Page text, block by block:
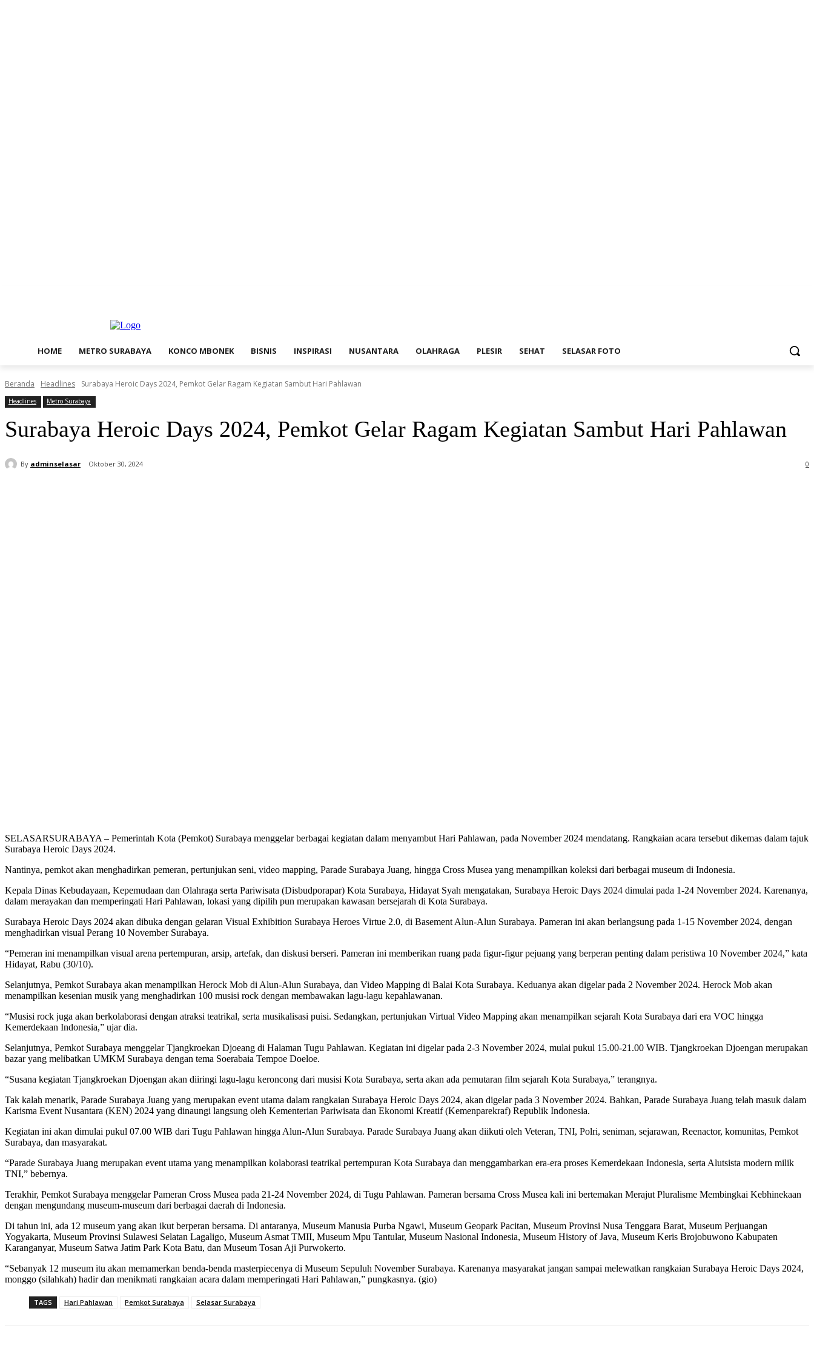
HOME METRO SURABAYA KONCO MBONEK BISNIS INSPIRASI NUSANTARA OLAHRAGA PLESIR SEHAT SELASAR FOTO
Beranda Headlines Surabaya Heroic Days 2024, Pemkot Gelar Ragam Kegiatan Sambut Hari Pahlawan
Headlines Metro Surabaya
Surabaya Heroic Days 2024, Pemkot Gelar Ragam Kegiatan Sambut Hari Pahlawan
By adminselasar Oktober 30, 2024 0
SELASARSURABAYA – Pemerintah Kota (Pemkot) Surabaya menggelar berbagai kegiatan dalam menyambut Hari Pahlawan, pada November 2024 mendatang. Rangkaian acara tersebut dikemas dalam tajuk
Surabaya Heroic Days 2024.
Nantinya, pemkot akan menghadirkan pemeran, pertunjukan seni, video mapping, Parade Surabaya Juang, hingga Cross Musea yang menampilkan koleksi dari berbagai museum di Indonesia.
Kepala Dinas Kebudayaan, Kepemudaan dan Olahraga serta Pariwisata (Disbudporapar) Kota Surabaya, Hidayat Syah mengatakan, Surabaya Heroic Days 2024 dimulai pada 1-24 November 2024. Karenanya,
dalam merayakan dan memperingati Hari Pahlawan, lokasi yang dipilih pun merupakan kawasan bersejarah di Kota Surabaya.
Surabaya Heroic Days 2024 akan dibuka dengan gelaran Visual Exhibition Surabaya Heroes Virtue 2.0, di Basement Alun-Alun Surabaya. Pameran ini akan berlangsung pada 1-15 November 2024, dengan
menghadirkan visual Perang 10 November Surabaya.
“Pemeran ini menampilkan visual arena pertempuran, arsip, artefak, dan diskusi berseri. Pameran ini memberikan ruang pada figur-figur pejuang yang berperan penting dalam peristiwa 10 November 2024,” kata
Hidayat, Rabu (30/10).
Selanjutnya, Pemkot Surabaya akan menampilkan Herock Mob di Alun-Alun Surabaya, dan Video Mapping di Balai Kota Surabaya. Keduanya akan digelar pada 2 November 2024. Herock Mob akan
menampilkan kesenian musik yang menghadirkan 100 musisi rock dengan membawakan lagu-lagu kepahlawanan.
“Musisi rock juga akan berkolaborasi dengan atraksi teatrikal, serta musikalisasi puisi. Sedangkan, pertunjukan Virtual Video Mapping akan menampilkan sejarah Kota Surabaya dari era VOC hingga
Kemerdekaan Indonesia,” ujar dia.
Selanjutnya, Pemkot Surabaya menggelar Tjangkroekan Djoeang di Halaman Tugu Pahlawan. Kegiatan ini digelar pada 2-3 November 2024, mulai pukul 15.00-21.00 WIB. Tjangkroekan Djoengan merupakan
bazar yang melibatkan UMKM Surabaya dengan tema Soerabaia Tempoe Doeloe.
“Susana kegiatan Tjangkroekan Djoengan akan diiringi lagu-lagu keroncong dari musisi Kota Surabaya, serta akan ada pemutaran film sejarah Kota Surabaya,” terangnya.
Tak kalah menarik, Parade Surabaya Juang yang merupakan event utama dalam rangkaian Surabaya Heroic Days 2024, akan digelar pada 3 November 2024. Bahkan, Parade Surabaya Juang telah masuk dalam
Karisma Event Nusantara (KEN) 2024 yang dinaungi langsung oleh Kementerian Pariwisata dan Ekonomi Kreatif (Kemenparekraf) Republik Indonesia.
Kegiatan ini akan dimulai pukul 07.00 WIB dari Tugu Pahlawan hingga Alun-Alun Surabaya. Parade Surabaya Juang akan diikuti oleh Veteran, TNI, Polri, seniman, sejarawan, Reenactor, komunitas, Pemkot
Surabaya, dan masyarakat.
“Parade Surabaya Juang merupakan event utama yang menampilkan kolaborasi teatrikal pertempuran Kota Surabaya dan menggambarkan era-era proses Kemerdekaan Indonesia, serta Alutsista modern milik
TNI,” bebernya.
Terakhir, Pemkot Surabaya menggelar Pameran Cross Musea pada 21-24 November 2024, di Tugu Pahlawan. Pameran bersama Cross Musea kali ini bertemakan Merajut Pluralisme Membingkai Kebhinekaan
dengan mengundang museum-museum dari berbagai daerah di Indonesia.
Di tahun ini, ada 12 museum yang akan ikut berperan bersama. Di antaranya, Museum Manusia Purba Ngawi, Museum Geopark Pacitan, Museum Provinsi Nusa Tenggara Barat, Museum Perjuangan
Yogyakarta, Museum Provinsi Sulawesi Selatan Lagaligo, Museum Asmat TMII, Museum Mpu Tantular, Museum Nasional Indonesia, Museum History of Java, Museum Keris Brojobuwono Kabupaten
Karanganyar, Museum Satwa Jatim Park Kota Batu, dan Museum Tosan Aji Purwokerto.
“Sebanyak 12 museum itu akan memamerkan benda-benda masterpiecenya di Museum Sepuluh November Surabaya. Karenanya masyarakat jangan sampai melewatkan rangkaian Surabaya Heroic Days 2024,
monggo (silahkah) hadir dan menikmati rangkaian acara dalam memperingati Hari Pahlawan,” pungkasnya. (gio)
TAGS Hari Pahlawan Pemkot Surabaya Selasar Surabaya